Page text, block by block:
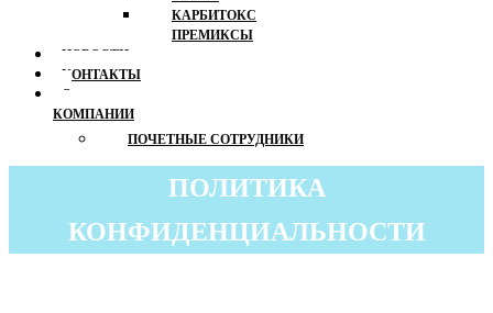
КАРБИТОКС
ПРЕМИКСЫ
НОВОСТИ
КОНТАКТЫ
О
КОМПАНИИ
ПОЧЕТНЫЕ СОТРУДНИКИ
ПОЛИТИКА
КОНФИДЕНЦИАЛЬНОСТИ